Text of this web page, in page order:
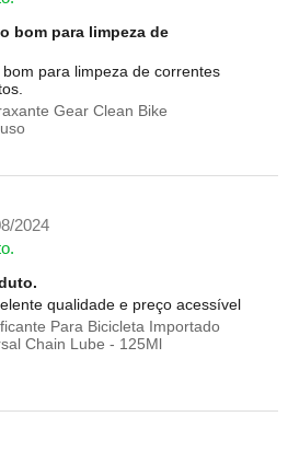
bom para limpeza de
para limpeza de correntes
Gear Clean Bike
2024
qualidade e preço acessível
Para Bicicleta Importado
Chain Lube - 125Ml